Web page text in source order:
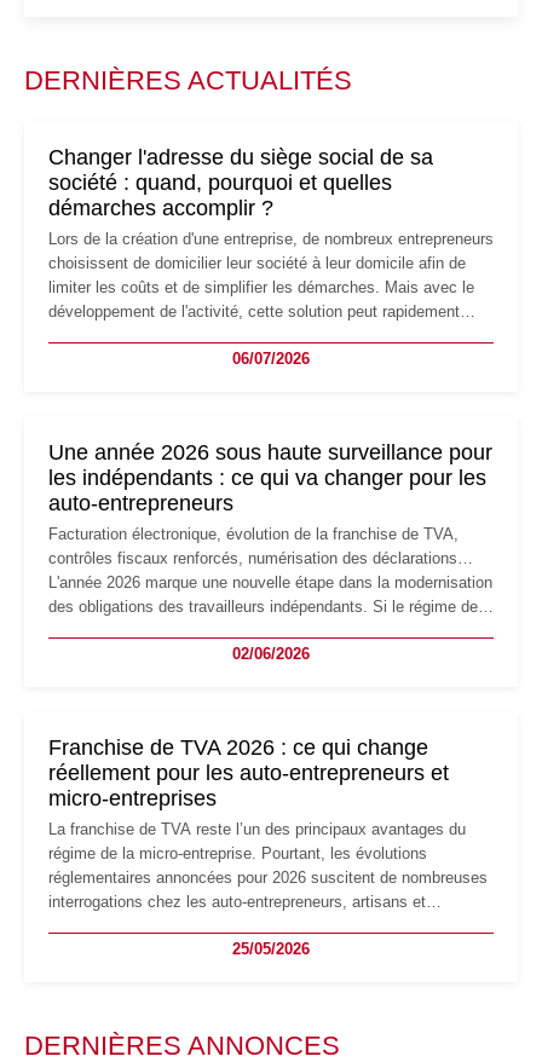
DERNIÈRES ACTUALITÉS
Changer l'adresse du siège social de sa
société : quand, pourquoi et quelles
démarches accomplir ?
Lors de la création d'une entreprise, de nombreux entrepreneurs
choisissent de domicilier leur société à leur domicile afin de
limiter les coûts et de simplifier les démarches. Mais avec le
développement de l'activité, cette solution peut rapidement
professionnels, recrutement, image de marque… Le
06/07/2026
Une année 2026 sous haute surveillance pour
les indépendants : ce qui va changer pour les
auto-entrepreneurs
Facturation électronique, évolution de la franchise de TVA,
contrôles fiscaux renforcés, numérisation des déclarations…
L'année 2026 marque une nouvelle étape dans la modernisation
des obligations des travailleurs indépendants. Si le régime de
les auto-entrepreneurs devront s'adapter à un environnement
02/06/2026
Franchise de TVA 2026 : ce qui change
réellement pour les auto-entrepreneurs et
micro-entreprises
La franchise de TVA reste l’un des principaux avantages du
régime de la micro-entreprise. Pourtant, les évolutions
réglementaires annoncées pour 2026 suscitent de nombreuses
interrogations chez les auto-entrepreneurs, artisans et
facturation ou risque de bascule vers la TVA : les règles
25/05/2026
DERNIÈRES ANNONCES